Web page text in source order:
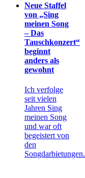
Neue Staffel
von „Sing
meinen Song
– Das
Tauschkonzert“
beginnt
anders als
gewohnt
Ich verfolge
seit vielen
Jahren Sing
meinen Song
und war oft
begeistert von
den
Songdarbietungen.